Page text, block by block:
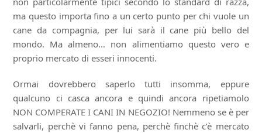
ma questo importa fino a un certo punto per chi vuole un
cane da compagnia, per lui sarà il cane più bello del
mondo. Ma almeno… non alimentiamo questo vero e
proprio mercato di esseri innocenti.
Ormai dovrebbero saperlo tutti insomma, eppure
qualcuno ci casca ancora e quindi ancora ripetiamolo
NON COMPERATE I CANI IN NEGOZIO! Nemmeno se è per
salvarli, perchè vi fanno pena, perchè finchè c’è mercato